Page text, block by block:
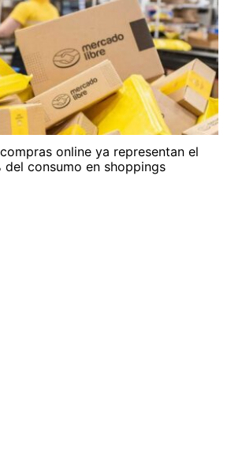
online ya representan el
del consumo en shoppings